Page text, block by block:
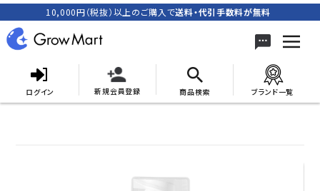
10,000円（税抜）以上のご購入で送料・代引手数料が無料
ログイン 新規会員登録 商品検索 ブランド一覧